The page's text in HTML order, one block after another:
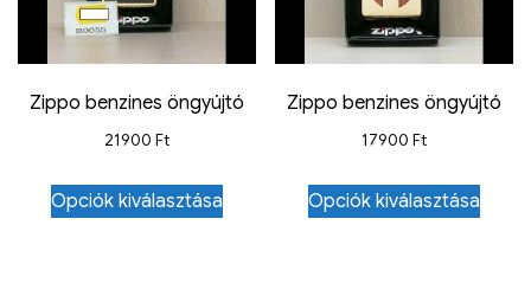
Zippo benzines öngyújtó
21900 Ft
Opciók kiválasztása
Zippo benzines öngyújtó
17900Ft
Opciók kiválasztása